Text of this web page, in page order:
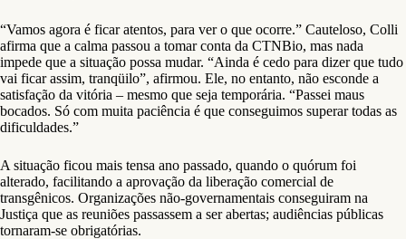
“Vamos agora é ficar atentos, para ver o que ocorre.” Cauteloso, Colli
afirma que a calma passou a tomar conta da CTNBio, mas nada
impede que a situação possa mudar. “Ainda é cedo para dizer que tudo
vai ficar assim, tranqüilo”, afirmou. Ele, no entanto, não esconde a
satisfação da vitória – mesmo que seja temporária. “Passei maus
bocados. Só com muita paciência é que conseguimos superar todas as
dificuldades.”
A situação ficou mais tensa ano passado, quando o quórum foi
alterado, facilitando a aprovação da liberação comercial de
transgênicos. Organizações não-governamentais conseguiram na
Justiça que as reuniões passassem a ser abertas; audiências públicas
tornaram-se obrigatórias.